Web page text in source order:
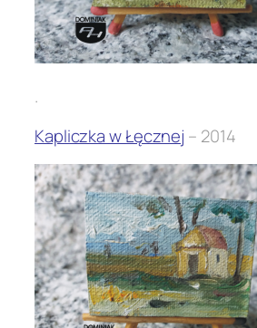
.
Kapliczka w Łęcznej – 2014